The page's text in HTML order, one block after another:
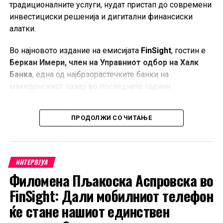
традиционалните услуги, нудат пристап до современи
инвестициски решенија и дигитални финансиски
алатки.
Во најновото издание на емисијата FinSight, гостин е
Беркан Имери, член на Управниот одбор на Халк
Банка, една од најбрзорастечките банки на
Во интервјуто, Имери говори за развојниот пат на
банката, промените во финансиското однесување на
можностите што ги носи новата економска реалност.
Посебен акцент е ставен на сè поголемиот интерес на
домашните инвеститори за вложување во хартии од
вредност на меѓународните пазари, тема која добива
на значење во услови на глобализирани финансиски
текови и потреба од диверзификација на
ПРОДОЛЖИ СО ЧИТАЊЕ
ИНТЕРВЈУА
Филомена Пљакоска Аспровска во
FinSight: Дали мобилниот телефон
ќе стане нашиот единствен